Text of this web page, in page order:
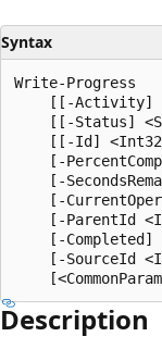
Syntax
Write-Progress
[[-Activity]
[[-Status]
[[-Id]
[-
[-
[-
[-ParentId
    [-Completed]
[-SourceId
Description